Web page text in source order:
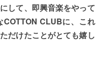
して、即興音楽をやって
CLUBに、これ
だけたことがとても嬉し